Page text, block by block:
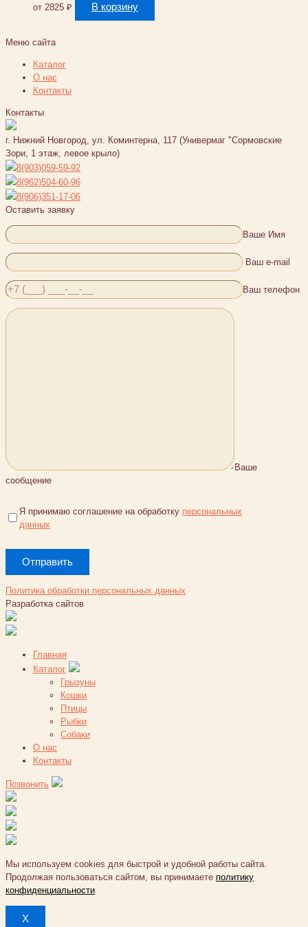
от 2825 ₽ В корзину
Меню сайта
Каталог
О нас
Контакты
Контакты
г. Нижний Новгород, ул. Коминтерна, 117 (Универмаг "Сормовские
Зори, 1 этаж, левое крыло)
8(903)059-59-92
8(962)504-60-96
8(906)351-17-06
Оставить заявку
Ваше Имя
Ваш e-mail
Ваш телефон
Ваше
сообщение
Я принимаю соглашение на обработку персональных
данных
Политика обработки персональных данных
Разработка сайтов
Главная
Каталог
Грызуны
Кошки
Птицы
Рыбки
Собаки
О нас
Контакты
Позвонить
Мы используем cookies для быстрой и удобной работы сайта.
Продолжая пользоваться сайтом, вы принимаете политику
конфиденциальности
X